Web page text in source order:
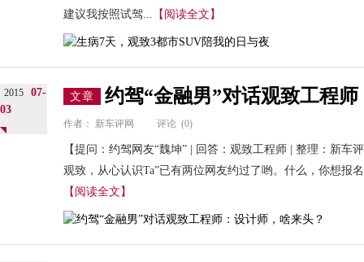
建议我按照试驾... 【阅读全文】
2015
07-
03
文章 约驾“金融男”对话观致工程
作者： 新车评网 评论 (0)
【提问：约驾网友“魏坤” | 回答：观致工程师 | 整理：新车
观致，从心认识Ta”已有两位网友约过了哟。什么，你想报
【阅读全文】